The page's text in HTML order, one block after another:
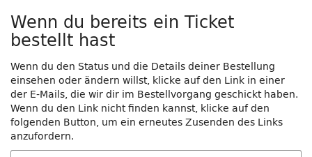
Wenn du bereits ein Ticket
bestellt hast
Wenn du den Status und die Details deiner Bestellung
einsehen oder ändern willst, klicke auf den Link in einer
der E-Mails, die wir dir im Bestellvorgang geschickt haben.
Wenn du den Link nicht finden kannst, klicke auf den
folgenden Button, um ein erneutes Zusenden des Links
anzufordern.